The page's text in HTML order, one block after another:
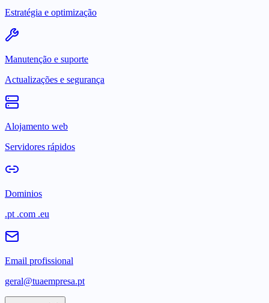
Estratégia e optimização
Manutenção e suporte
Actualizações e segurança
Alojamento web
Servidores rápidos
Dominios
.pt .com .eu
Email profissional
geral@tuaempresa.pt